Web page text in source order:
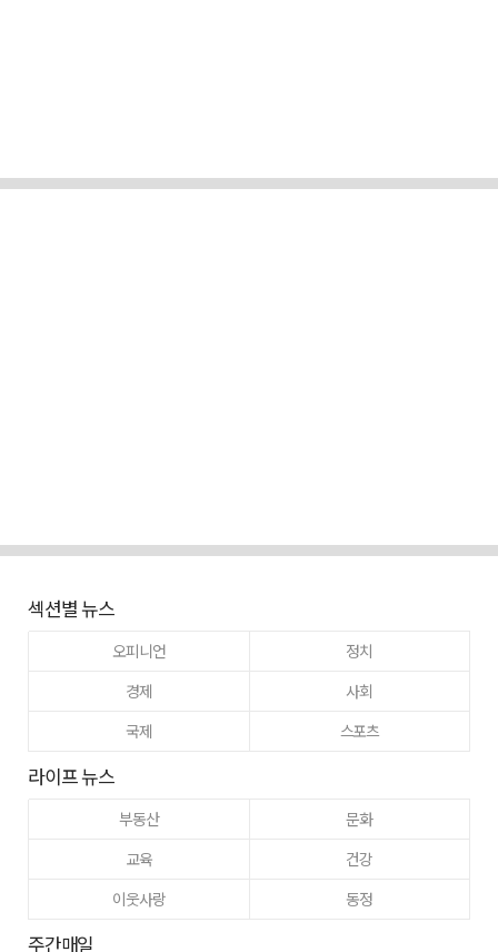
섹션별 뉴스
오피니언
정치
경제
사회
국제
스포츠
라이프 뉴스
부동산
문화
교육
건강
이웃사랑
동정
주간매일